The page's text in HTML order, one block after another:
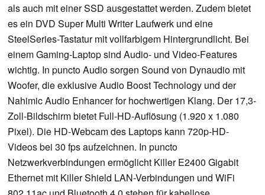
als auch mit einer SSD ausgestattet werden. Zudem bietet
es ein DVD Super Multi Writer Laufwerk und eine
SteelSeries-Tastatur mit vollfarbigem Hintergrundlicht. Bei
einem Gaming-Laptop sind Audio- und Video-Features
wichtig. In puncto Audio sorgen Sound von Dynaudio mit
Woofer, die exklusive Audio Boost Technology und der
Nahimic Audio Enhancer for hochwertigen Klang. Der 17,3-
Zoll-Bildschirm bietet Full-HD-Auflösung (1.920 x 1.080
Pixel). Die HD-Webcam des Laptops kann 720p-HD-
Videos bei 30 fps aufzeichnen. In puncto
Netzwerkverbindungen ermöglicht Killer E2400 Gigabit
Ethernet mit Killer Shield LAN-Verbindungen und WiFi